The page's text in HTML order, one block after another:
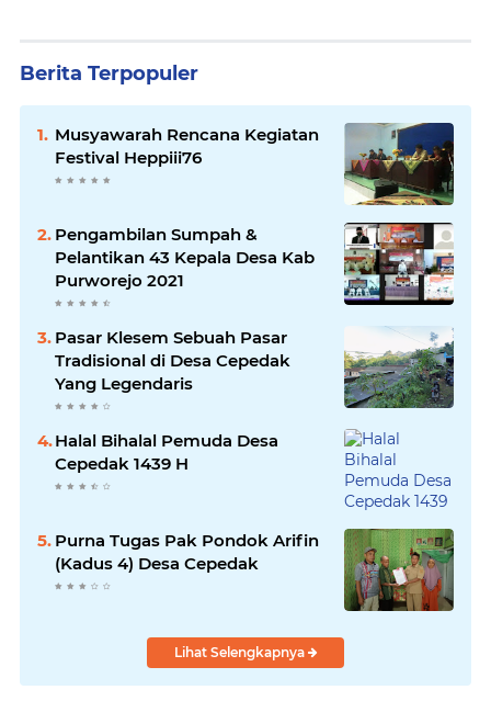
Berita Terpopuler
Musyawarah Rencana Kegiatan
Festival Heppiii76
Pengambilan Sumpah &
Pelantikan 43 Kepala Desa Kab
Purworejo 2021
Pasar Klesem Sebuah Pasar
Tradisional di Desa Cepedak
Yang Legendaris
Halal Bihalal Pemuda Desa
Cepedak 1439 H
Purna Tugas Pak Pondok Arifin
(Kadus 4) Desa Cepedak
Lihat Selengkapnya